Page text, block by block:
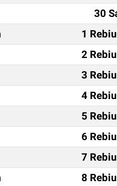
30
1
2
3
4
5
6
7
8